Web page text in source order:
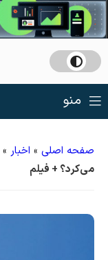
منو
صفحه اصلی » اخبار »
می‌کرد؟ + فیلم